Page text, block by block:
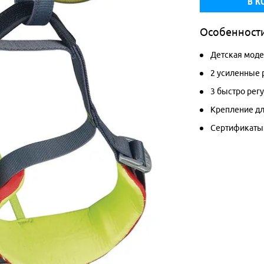
Детская
2 усиленные
3 быстро
Крепление